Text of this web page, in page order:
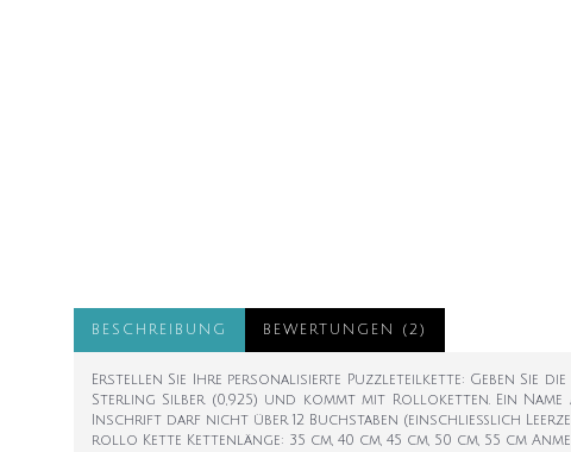
BESCHREIBUNG BEWERTUNGEN (2)
Erstellen Sie Ihre personalisierte Puzzleteilkette: Geben Sie
Sterling Silber (0,925) und kommt mit Rolloketten. Ein
Inschrift darf nicht über 12 Buchstaben (einschließlich
rollo Kette Kettenlänge: 35 cm, 40 cm, 45 cm, 50 cm, 55 cm